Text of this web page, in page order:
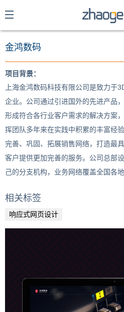
金鸿数码
项目背景：
上海金鸿数码科技有限公司是致力于
企业。公司通过引进国外的先进产品
形成符合各行业客户需求的解决方案
挥团队多年来在实践中积累的丰富经
完善、巩固、拓展销售网络，打造最
客户提供更加完善的服务。公司总部
己的分支机构，业务网络覆盖全国各地
相关标签
响应式网页设计